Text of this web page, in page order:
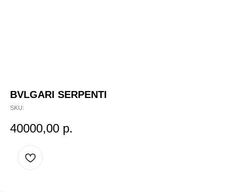
BVLGARI SERPENTI
SKU:
40000,00 р.